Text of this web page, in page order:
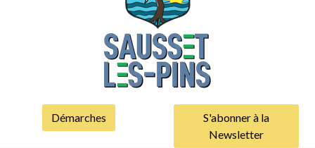
Démarches
S'abonner à la
Newsletter